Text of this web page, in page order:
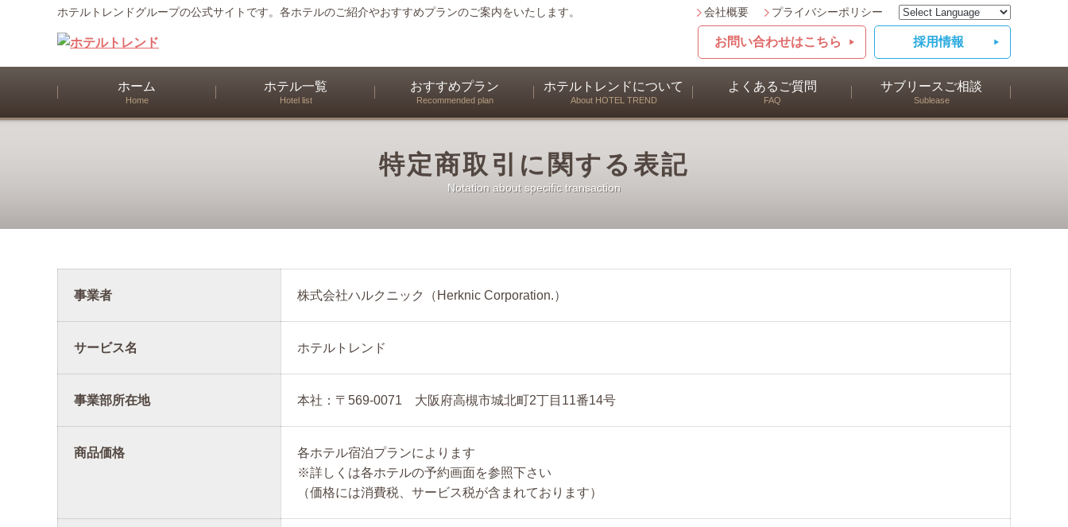
ホテルトレンドグループの公式サイトです。各ホテルのご紹介やおすすめプランのご案内をいたします。 会社概要 プライバシーポリシー
お問い合わせはこちら 採用情報
ホーム
Home
ホテル一覧
Hotel list
おすすめプラン
Recommended plan
ホテルトレンドについて
About HOTEL TREND
よくあるご質問
FAQ
サブリースご相談
Sublease
特定商取引に関する表記
Notation about specific transaction
事業者 株式会社ハルクニック（Herknic Corporation.）
サービス名 ホテルトレンド
事業部所在地 本社：〒569-0071 大阪府高槻市城北町2丁目11番14号
商品価格
各ホテル宿泊プランによります
※詳しくは各ホテルの予約画面を参照下さい
（価格には消費税、サービス税が含まれております）